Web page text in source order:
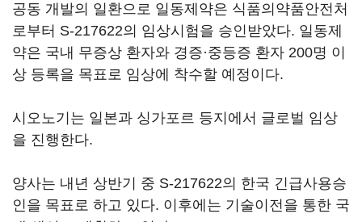
공동 개발의 일환으로 일동제약은 식품의약품안전처
로부터 S-217622의 임상시험을 승인받았다. 일동제
약은 국내 무증상 환자와 경증·중등증 환자 200명 이
상 등록을 목표로 임상에 착수할 예정이다.
시오노기는 일본과 싱가포르 등지에서 글로벌 임상
을 진행한다.
양사는 내년 상반기 중 S-217622의 한국 긴급사용승
인을 목표로 하고 있다. 이후에는 기술이전을 통한 국